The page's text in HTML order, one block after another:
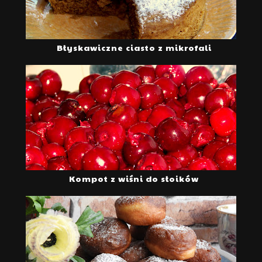
Błyskawiczne ciasto z mikrofali
Kompot z wiśni do słoików